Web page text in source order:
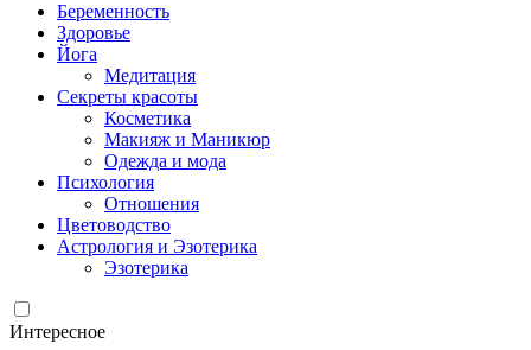
Беременность
Здоровье
Йога
Медитация
Секреты красоты
Косметика
Макияж и Маникюр
Одежда и мода
Психология
Отношения
Цветоводство
Астрология и Эзотерика
Эзотерика
Интересное